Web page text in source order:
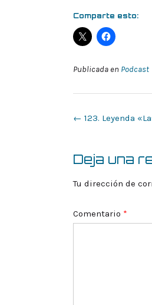
Comparte esto:
Publicada en Podcast
Navegación
entrada
← 123. Leyenda
Deja una
Tu dirección de
Comentario *